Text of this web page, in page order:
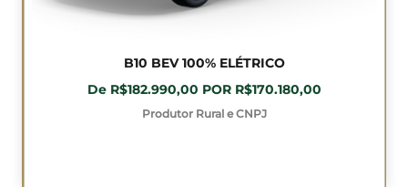
B10 BEV 100% ELÉTRICO
De R$182.990,00 POR R$170.180,00
Produtor Rural e CNPJ